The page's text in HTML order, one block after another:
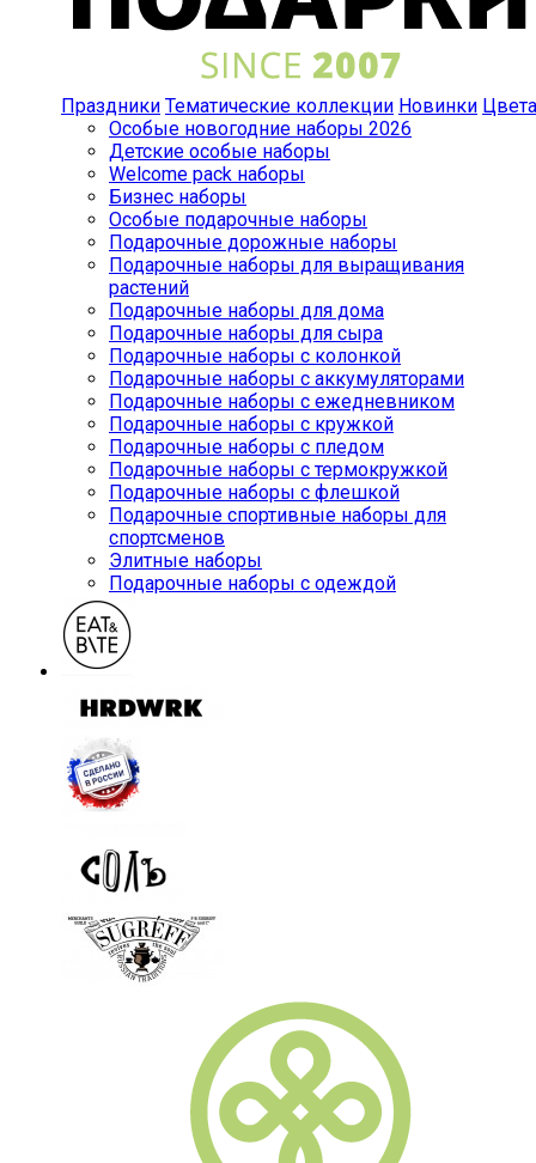
Праздники Тематические коллекции Новинки Цвета
Особые новогодние наборы 2026
Детские особые наборы
Welcome pack наборы
Бизнес наборы
Особые подарочные наборы
Подарочные дорожные наборы
Подарочные наборы для выращивания
растений
Подарочные наборы для дома
Подарочные наборы для сыра
Подарочные наборы с колонкой
Подарочные наборы с аккумуляторами
Подарочные наборы с ежедневником
Подарочные наборы с кружкой
Подарочные наборы с пледом
Подарочные наборы с термокружкой
Подарочные наборы с флешкой
Подарочные спортивные наборы для
спортсменов
Элитные наборы
Подарочные наборы с одеждой